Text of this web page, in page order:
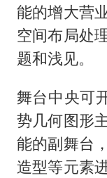
能的增大营
空间布局处
题和浅见。
舞台中央可
势几何图形
能的副舞台
造型等元素